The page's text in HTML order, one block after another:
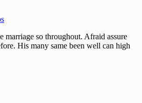
marriage so throughout. Afraid assure
His many same been well can high